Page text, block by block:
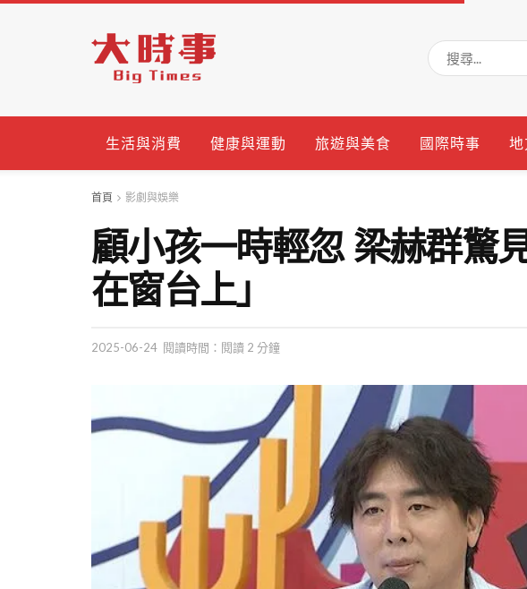
生活與消費 健康與運動 旅遊與美食 國際時事 地
首頁 影劇與娛樂
顧小孩一時輕忽 梁赫群驚
在窗台上」
2025-06-24 閱讀時間：閱讀 2 分鐘